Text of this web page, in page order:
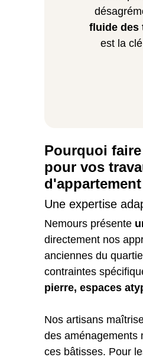
fluide des
est la
Pourquoi
pour vos
Une expertise
Nemours présente
directement nos
anciennes du
contraintes
pierre, espaces
Nos artisans
des aménagements
ces bâtisses. Pour